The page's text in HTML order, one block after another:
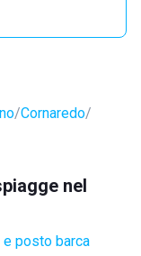
Cornaredo
nel
posto barca